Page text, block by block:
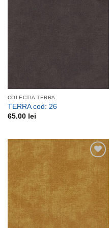
COLECTIA TERRA
TERRA cod: 26
65.00 lei
Adauga
la
favorite